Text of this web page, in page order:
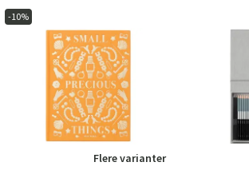
-10%
Flere varianter